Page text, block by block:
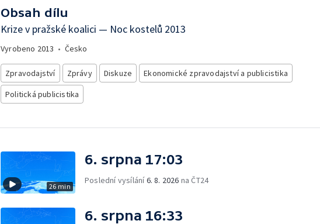
Obsah dílu
Krize v pražské koalici — Noc kostelů 2013
Vyrobeno 2013 • Česko
Zpravodajství Zprávy Diskuze
Ekonomické zpravodajství a publicistika
Politická publicistika
26 min
6. srpna 17:03
Poslední vysílání6. 8. 2026 na ČT24
6. srpna 16:33